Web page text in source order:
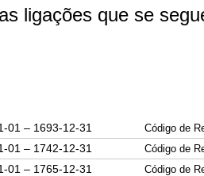
ligações que se
01 – 1693-12-31 Código de
01 – 1742-12-31 Código de
01 – 1765-12-31 Código de